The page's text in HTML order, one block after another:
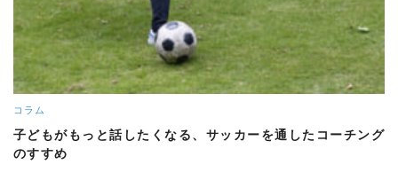
コラム
子どもがもっと話したくなる、サッカーを通したコーチング
のすすめ